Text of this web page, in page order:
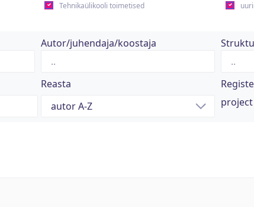
Tehnikaülikooli toimetised
Autor/juhendaja/koostaja
Reasta